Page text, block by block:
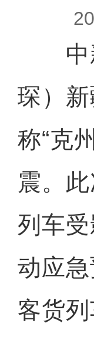
中新
琛）
称“克
震。
列车
动应
客货列